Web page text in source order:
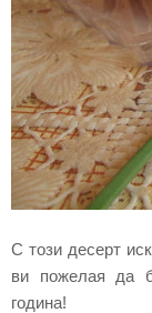
С този десерт
ви пожелая да
година!